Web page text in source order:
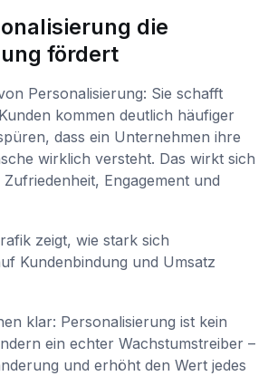
die
fördert
Personalisierung: Sie schafft
kommen deutlich häufiger
dass ein Unternehmen ihre
wirklich versteht. Das wirkt sich
Engagement und
zeigt, wie stark sich
Kundenbindung und Umsatz
klar: Personalisierung ist kein
ein echter Wachstumstreiber –
und erhöht den Wert jedes